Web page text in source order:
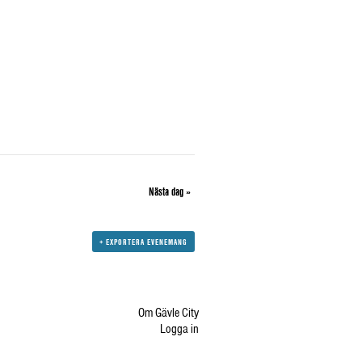
Nästa dag»
+ EXPORTERA EVENEMANG
Om Gävle City
Logga in